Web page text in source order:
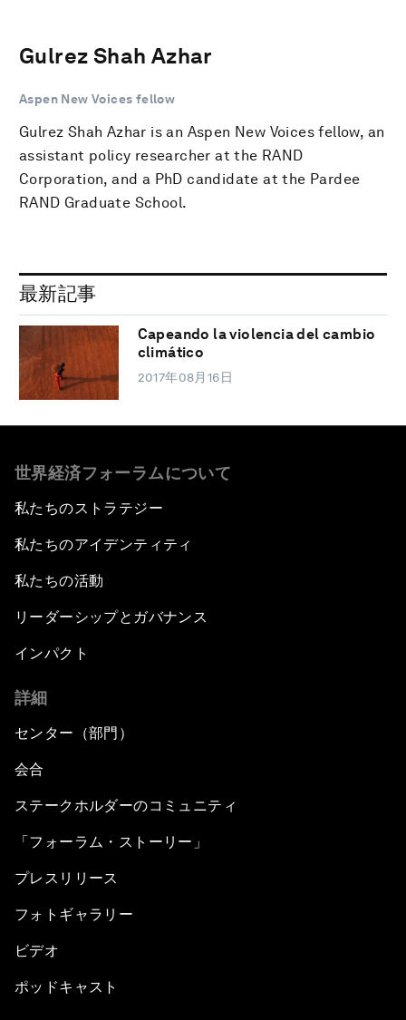
Gulrez Shah Azhar
Aspen New Voices fellow
Gulrez Shah Azhar is an Aspen New Voices fellow, an
assistant policy researcher at the RAND
Corporation, and a PhD candidate at the Pardee
RAND Graduate School.
最新記事
Capeando la violencia del cambio
climático
2017年08月16日
世界経済フォーラムについて
私たちのストラテジー
私たちのアイデンティティ
私たちの活動
リーダーシップとガバナンス
インパクト
詳細
センター（部門）
会合
ステークホルダーのコミュニティ
「フォーラム・ストーリー」
プレスリリース
フォトギャラリー
ビデオ
ポッドキャスト